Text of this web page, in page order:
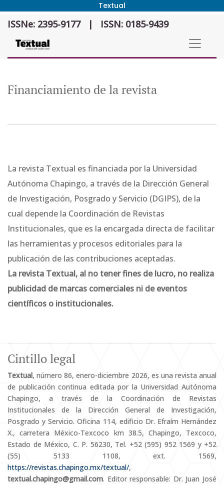
Textual
Financiamiento de la revista
ISSNe: 2395-9177 | ISSN: 0185-9439
Financiamiento de la revista
La revista Textual es financiada por la Universidad
Autónoma Chapingo, a través de la Dirección General
de Investigación, Posgrado y Servicio (DGIPS), de la
cual depende la Coordinación de Revistas
Institucionales, que es la encargada directa de facilitar
las herramientas y procesos editoriales para la
publicación de las contribuciones aceptadas.
La revista Textual, al no tener fines de lucro, no realiza
publicidad de marcas comerciales ni de eventos
científicos o institucionales.
Cintillo legal
Textual, número 86, enero-diciembre 2026, es una revista anual
de publicación continua editada por la Universidad Autónoma
Chapingo, a través de la Coordinación de Revistas
Institucionales de la Dirección General de Investigación,
Posgrado y Servicio. Oficina 114, edificio Dr. Efraím Hernández
X., carretera México-Texcoco km 38.5, Chapingo, Texcoco,
Estado de México, C. P. 56230, Tel. +52 (595) 952 1569 y +52
(55) 5133 1108, ext. 1569,
https://revistas.chapingo.mx/textual/,
textual.chapingo@gmail.com. Editor responsable: Dr. Juan José